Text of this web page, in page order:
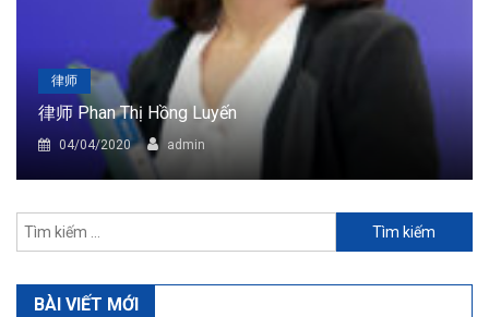
律师
律师 Phan Thị Hồng Luyến
04/04/2020 admin
kiếm
BÀI VIẾT MỚI